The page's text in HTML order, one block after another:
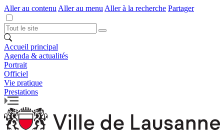
Aller au contenu Aller au menu Aller à la recherche Partager
Accueil principal
Agenda & actualités
Portrait
Officiel
Vie pratique
Prestations